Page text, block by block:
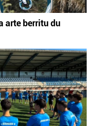
arte berritu du